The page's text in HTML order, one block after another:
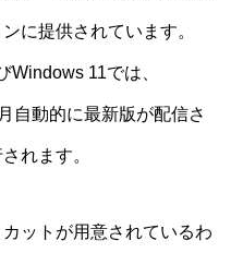
に提供されています。
11では、
自動的に最新版が配信さ
れます。
ットが用意されているわ